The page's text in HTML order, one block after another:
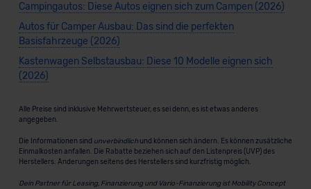
Campingautos: Diese Autos eignen sich zum Campen (2026)
Autos für Camper Ausbau: Das sind die perfekten
Basisfahrzeuge (2026)
Kastenwagen Selbstausbau: Diese 10 Modelle eignen sich
(2026)
Alle Preise sind inklusive Mehrwertsteuer, es sei denn, es ist etwas anderes
angegeben.
Die Informationen sind unverbindlichund können sich ändern. Es können zusätzliche
Einmalkosten anfallen. Die Rabatte beziehen sich auf den Listenpreis (UVP) des
Herstellers. Änderungen seitens des Herstellers sind kurzfristig möglich.
Dein Partner für Leasing, Finanzierung und Vario-Finanzierung ist Mobility Concept